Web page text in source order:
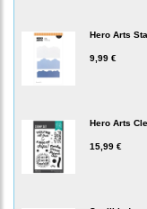
Hero Arts
9,99 €
Hero Arts
15,99 €